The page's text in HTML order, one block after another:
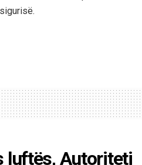
luftës, Autoriteti